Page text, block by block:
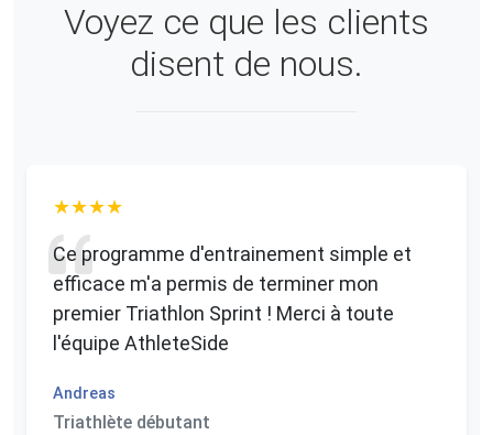
Voyez ce que les clients
disent de nous.
Ce programme d'entrainement simple et
efficace m'a permis de terminer mon
premier Triathlon Sprint ! Merci à toute
l'équipe AthleteSide
Andreas
Triathlète débutant